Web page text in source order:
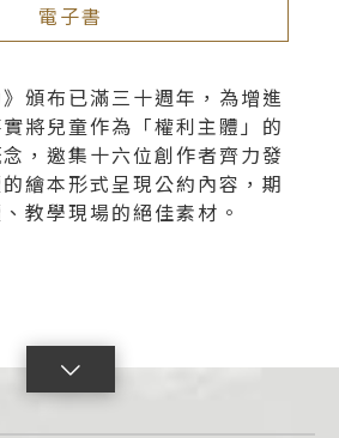
電子書
》頒布已滿三十週年，為增進
將兒童作為「權利主體」的
念，邀集十六位創作者齊力發
繪本形式呈現公約內容，期
教學現場的絕佳素材。